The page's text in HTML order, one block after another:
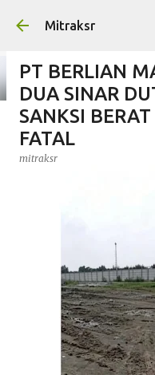
Mitraksr
Kabiro Gresik
Mengucapkan
PT BERLIAN
DUA SINAR
SANKSI
FATAL
mitraksr